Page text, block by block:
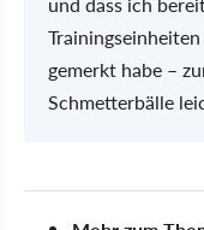
gemerkt habe –
Schmetterbälle